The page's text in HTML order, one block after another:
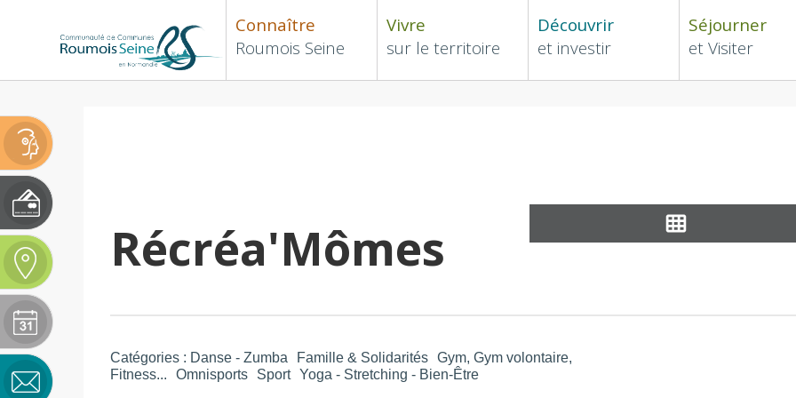
Connaître
Roumois Seine
Vivre
sur le territoire
Découvrir
et investir
Séjourner
et Visiter
Récréa'Mômes
Catégories : Danse - Zumba Famille & Solidarités Gym, Gym volontaire,
Fitness...
Omnisports Sport Yoga - Stretching - Bien-Être